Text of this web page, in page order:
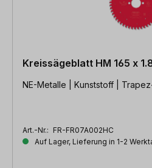
Kreissägeblatt HM 165 x
NE-Metalle | Kunststoff |
Art.-Nr.: FR-FR07A002HC
Auf Lager, Lieferung in 1-2